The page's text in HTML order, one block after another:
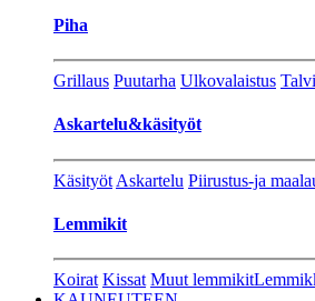
Piha
Grillaus Puutarha Ulkovalaistus
Askartelu&käsityöt
Käsityöt Askartelu Piirustus-ja
Lemmikit
Koirat Kissat Muut lemmikit